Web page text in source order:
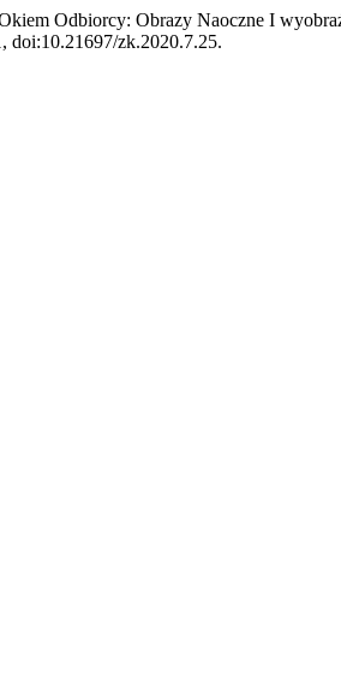
Odbiorcy: Obrazy Naoczne I
doi:10.21697/zk.2020.7.25.